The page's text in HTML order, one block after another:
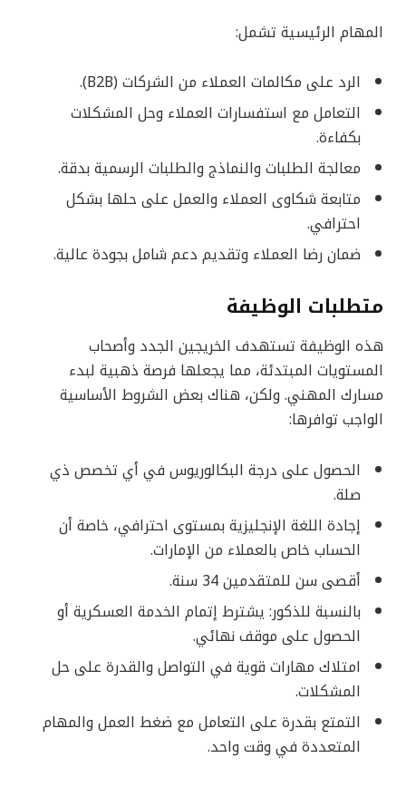
المهام الرئيسية تشمل:
الرد على مكالمات العملاء من الشركات (B2B).
التعامل مع استفسارات العملاء وحل المشكلات
بكفاءة.
معالجة الطلبات والنماذج والطلبات الرسمية بدقة.
متابعة شكاوى العملاء والعمل على حلها بشكل
احترافي.
ضمان رضا العملاء وتقديم دعم شامل بجودة عالية.
متطلبات الوظيفة
هذه الوظيفة تستهدف الخريجين الجدد وأصحاب
المستويات المبتدئة، مما يجعلها فرصة ذهبية لبدء
مسارك المهني. ولكن، هناك بعض الشروط الأساسية
الواجب توافرها:
الحصول على درجة البكالوريوس في أي تخصص ذي
صلة.
إجادة اللغة الإنجليزية بمستوى احترافي، خاصة أن
الحساب خاص بالعملاء من الإمارات.
أقصى سن للمتقدمين 34 سنة.
بالنسبة للذكور: يشترط إتمام الخدمة العسكرية أو
الحصول على موقف نهائي.
امتلاك مهارات قوية في التواصل والقدرة على حل
المشكلات.
التمتع بقدرة على التعامل مع ضغط العمل والمهام
المتعددة في وقت واحد.